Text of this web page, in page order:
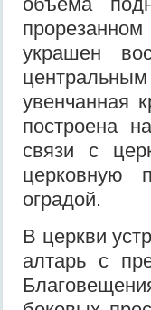
украшен
увенчанная
построена
связи с
церковную
оградой.
В церкви
алтарь с